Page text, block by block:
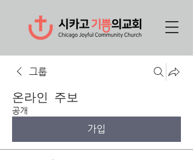
그룹
온라인 주보
공개
가입